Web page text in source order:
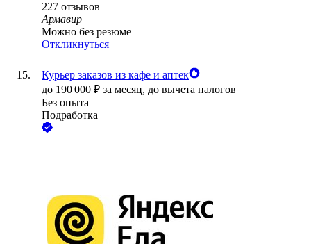
227 отзывов
Армавир
Можно без резюме
Откликнуться
Курьер заказов из кафе и аптек
до 190 000 ₽ за месяц, до вычета налогов
Без опыта
Подработка